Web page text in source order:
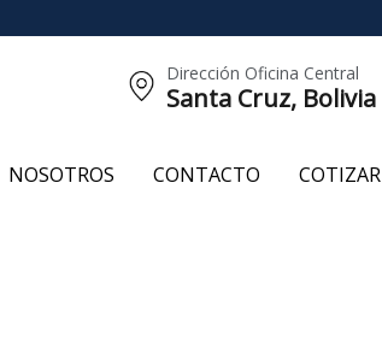
Dirección Oficina Central
Santa Cruz, Bolivia
NOSOTROS CONTACTO COTIZAR